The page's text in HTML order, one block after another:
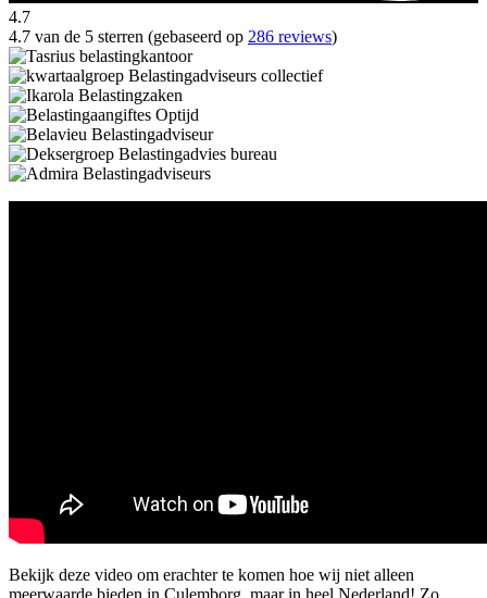
4.7
4.7 van de 5 sterren (gebaseerd op 286 reviews)
Bekijk deze video om erachter te komen hoe wij niet alleen